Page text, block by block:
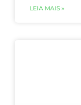
LEIA MAIS »